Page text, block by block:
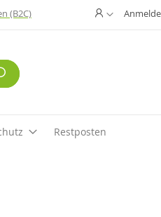
(B2C) Ändern
Suche
Restposten